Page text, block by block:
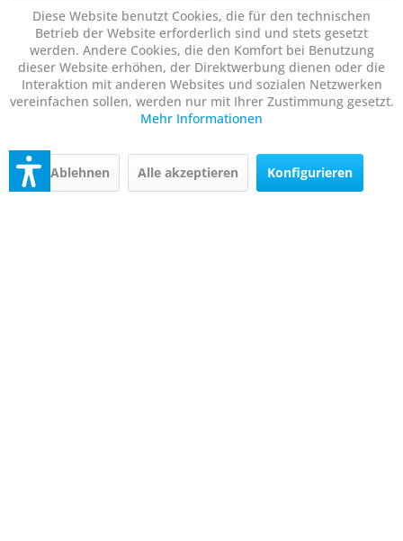
Promed Saphir-Bit,
Promed Polierkegel,
Diese Website benutzt Cookies, die für den technischen
Betrieb der Website erforderlich sind und stets gesetzt
werden. Andere Cookies, die den Komfort bei Benutzung
dieser Website erhöhen, der Direktwerbung dienen oder die
Interaktion mit anderen Websites und sozialen Netzwerken
vereinfachen sollen, werden nur mit Ihrer Zustimmung gesetzt.
Mehr Informationen
Ablehnen Alle akzeptieren Konfigurieren